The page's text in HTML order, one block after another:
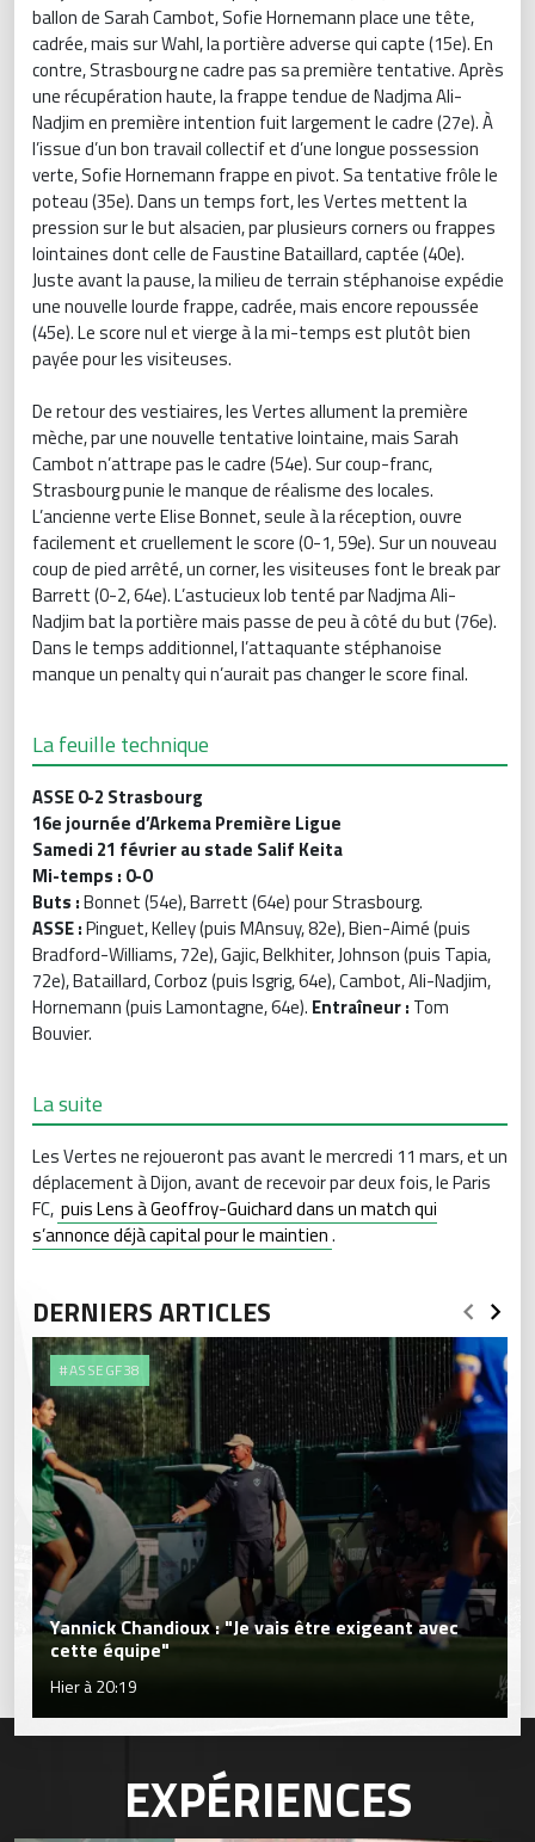
ballon de Sarah Cambot, Sofie Hornemann place une tête,
cadrée, mais sur Wahl, la portière adverse qui capte (15e). En
contre, Strasbourg ne cadre pas sa première tentative. Après
une récupération haute, la frappe tendue de Nadjma Ali-
Nadjim en première intention fuit largement le cadre (27e). À
l’issue d’un bon travail collectif et d’une longue possession
verte, Sofie Hornemann frappe en pivot. Sa tentative frôle le
poteau (35e). Dans un temps fort, les Vertes mettent la
pression sur le but alsacien, par plusieurs corners ou frappes
lointaines dont celle de Faustine Bataillard, captée (40e).
Juste avant la pause, la milieu de terrain stéphanoise expédie
une nouvelle lourde frappe, cadrée, mais encore repoussée
(45e). Le score nul et vierge à la mi-temps est plutôt bien
payée pour les visiteuses.
De retour des vestiaires, les Vertes allument la première
mèche, par une nouvelle tentative lointaine, mais Sarah
Cambot n’attrape pas le cadre (54e). Sur coup-franc,
Strasbourg punie le manque de réalisme des locales.
L’ancienne verte Elise Bonnet, seule à la réception, ouvre
facilement et cruellement le score (0-1, 59e). Sur un nouveau
coup de pied arrêté, un corner, les visiteuses font le break par
Barrett (0-2, 64e). L’astucieux lob tenté par Nadjma Ali-
Nadjim bat la portière mais passe de peu à côté du but (76e).
Dans le temps additionnel, l’attaquante stéphanoise
manque un penalty qui n’aurait pas changer le score final.
La feuille technique
ASSE 0-2 Strasbourg
16e journée d’Arkema Première Ligue
Samedi 21 février au stade Salif Keita
Mi-temps : 0-0
Buts :Bonnet (54e), Barrett (64e) pour Strasbourg.
ASSE :Pinguet, Kelley (puis MAnsuy, 82e), Bien-Aimé (puis
Bradford-Williams, 72e), Gajic, Belkhiter, Johnson (puis Tapia,
72e), Bataillard, Corboz (puis Isgrig, 64e), Cambot, Ali-Nadjim,
Hornemann (puis Lamontagne, 64e). Entraîneur : Tom
Bouvier.
La suite
Les Vertes ne rejoueront pas avant le mercredi 11 mars, et un
déplacement à Dijon, avant de recevoir par deux fois, le Paris
FC, puis Lens à Geoffroy-Guichard dans un match qui
s’annonce déjà capital pour le maintien.
DERNIERS ARTICLES
#ASSEGF38
Yannick Chandioux : "Je vais être exigeant avec
cette équipe"
Hier à 20:19
EXPÉRIENCES